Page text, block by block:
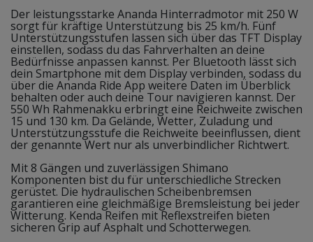
Der leistungsstarke Ananda Hinterradmotor mit 250 W
sorgt für kräftige Unterstützung bis 25 km/h. Fünf
Unterstützungsstufen lassen sich über das TFT Display
einstellen, sodass du das Fahrverhalten an deine
Bedürfnisse anpassen kannst. Per Bluetooth lässt sich
dein Smartphone mit dem Display verbinden, sodass du
über die Ananda Ride App weitere Daten im Überblick
behalten oder auch deine Tour navigieren kannst. Der
550 Wh Rahmenakku erbringt eine Reichweite zwischen
15 und 130 km. Da Gelände, Wetter, Zuladung und
Unterstützungsstufe die Reichweite beeinflussen, dient
der genannte Wert nur als unverbindlicher Richtwert.
Mit 8 Gängen und zuverlässigen Shimano
Komponenten bist du für unterschiedliche Strecken
gerüstet. Die hydraulischen Scheibenbremsen
garantieren eine gleichmäßige Bremsleistung bei jeder
Witterung. Kenda Reifen mit Reflexstreifen bieten
sicheren Grip auf Asphalt und Schotterwegen.